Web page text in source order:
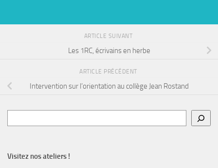
ARTICLE SUIVANT
Les 1RC, écrivains en herbe
ARTICLE PRÉCÉDENT
Intervention sur l’orientation au collège Jean Rostand
Visitez nos ateliers !